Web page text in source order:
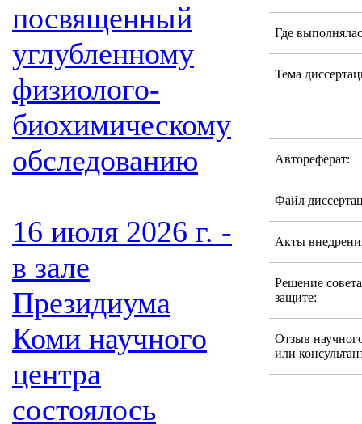
посвященный
углубленному
физиолого-
биохимическому
обследованию
16 июля 2026 г. -
в зале
Президиума
Коми научного
центра
состоялось
Где
Тема
Автореферат:
Файл
Акты
Решение
защите:
Отзыв
или